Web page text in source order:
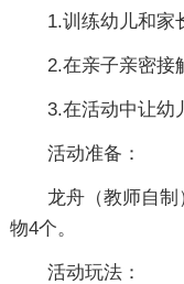
1.训练幼儿和家
2.在亲子亲密接
3.在活动中让幼
活动准备：
龙舟（教师自
物4个。
活动玩法：